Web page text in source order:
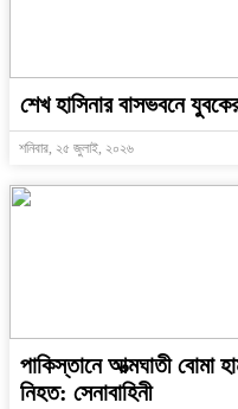
শেখ হাসিনার বাসভবনে
শনিবার, ২৫ জুলাই, ২০২৬
পাকিস্তানে আত্মঘাতী
নিহত: সেনাবাহিনী